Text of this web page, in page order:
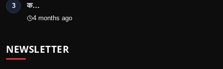
3
क…
4 months ago
NEWSLETTER